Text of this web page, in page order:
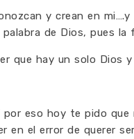
y crean en
de Dios, pues
que hay un solo Dios
por eso hoy te pido
en el error de querer